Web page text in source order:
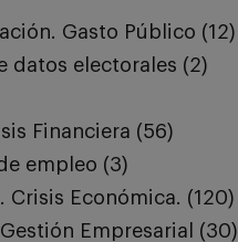
Gasto Público (12)
datos electorales (2)
Financiera (56)
empleo (3)
Crisis Económica. (120)
Empresarial
(30)